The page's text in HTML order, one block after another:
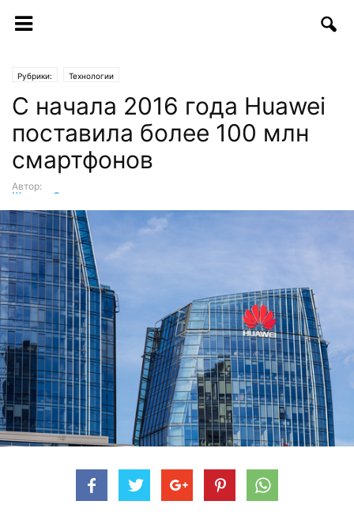
Рубрики: Технологии
С начала 2016 года Huawei
поставила более 100 млн
смартфонов
Автор:
Шухрат Саттаров